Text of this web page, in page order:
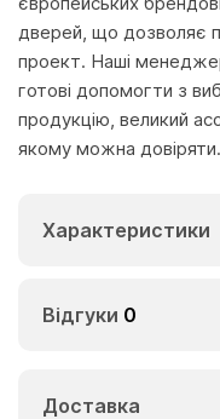
дверей, що дозволяє
проект. Наші
готові допомогти з
продукцію, великий
якому можна довіряти.
Характеристики
Відгуки 0
Доставка